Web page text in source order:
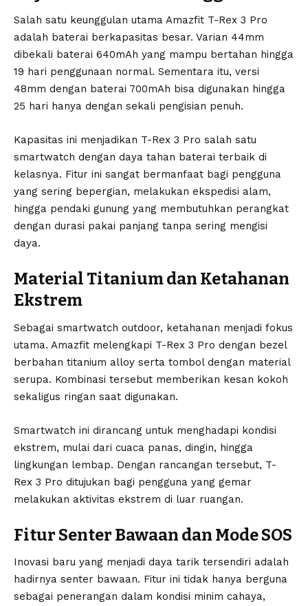
Salah satu keunggulan utama Amazfit T-Rex 3 Pro
adalah baterai berkapasitas besar. Varian 44mm
dibekali baterai 640mAh yang mampu bertahan hingga
19 hari penggunaan normal. Sementara itu, versi
48mm dengan baterai 700mAh bisa digunakan hingga
25 hari hanya dengan sekali pengisian penuh.
Kapasitas ini menjadikan T-Rex 3 Pro salah satu
smartwatch dengan daya tahan baterai terbaik di
kelasnya. Fitur ini sangat bermanfaat bagi pengguna
yang sering bepergian, melakukan ekspedisi alam,
hingga pendaki gunung yang membutuhkan perangkat
dengan durasi pakai panjang tanpa sering mengisi
daya.
Material Titanium dan Ketahanan
Ekstrem
Sebagai smartwatch outdoor, ketahanan menjadi fokus
utama. Amazfit melengkapi T-Rex 3 Pro dengan bezel
berbahan titanium alloy serta tombol dengan material
serupa. Kombinasi tersebut memberikan kesan kokoh
sekaligus ringan saat digunakan.
Smartwatch ini dirancang untuk menghadapi kondisi
ekstrem, mulai dari cuaca panas, dingin, hingga
lingkungan lembap. Dengan rancangan tersebut, T-
Rex 3 Pro ditujukan bagi pengguna yang gemar
melakukan aktivitas ekstrem di luar ruangan.
Fitur Senter Bawaan dan Mode SOS
Inovasi baru yang menjadi daya tarik tersendiri adalah
hadirnya senter bawaan. Fitur ini tidak hanya berguna
sebagai penerangan dalam kondisi minim cahaya,